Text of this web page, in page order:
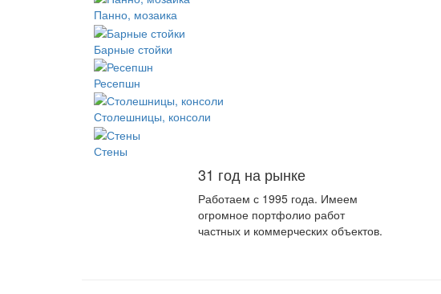
Панно, мозаика
Барные стойки
Ресепшн
Столешницы, консоли
Стены
31 год на рынке
Работаем с 1995 года. Имеем
огромное портфолио работ
частных и коммерческих объектов.